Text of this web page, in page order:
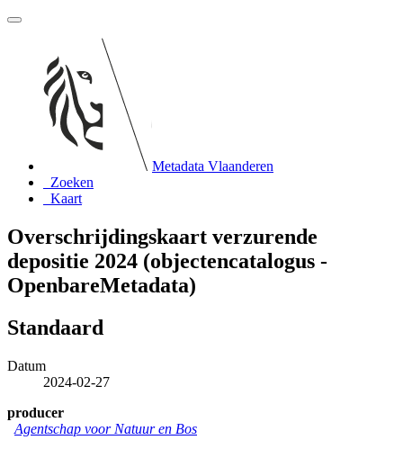
Metadata Vlaanderen
Zoeken
Kaart
Overschrijdingskaart verzurende
depositie 2024 (objectencatalogus -
OpenbareMetadata)
Standaard
Datum
2024-02-27
producer
Agentschap voor Natuur en Bos